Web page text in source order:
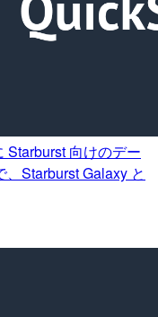
Starburst 向けのデー
Starburst Galaxy と